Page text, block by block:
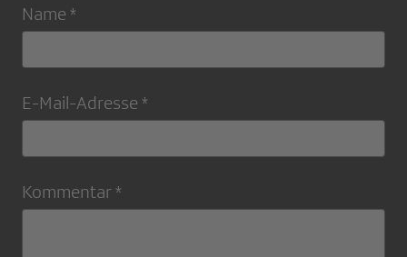
Name *
E-Mail-Adresse *
Kommentar *